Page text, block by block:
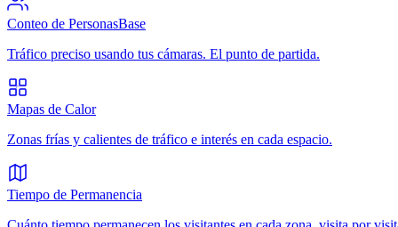
Conteo de PersonasBase
Tráfico preciso usando tus cámaras. El punto de partida.
Mapas de Calor
Zonas frías y calientes de tráfico e interés en cada espacio.
Tiempo de Permanencia